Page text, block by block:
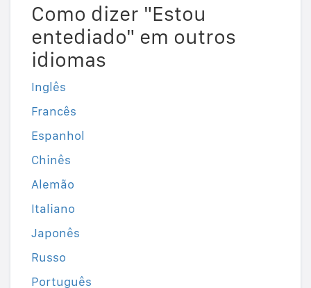
Como dizer "Estou
entediado" em outros
idiomas
Inglês
Francês
Espanhol
Chinês
Alemão
Italiano
Japonês
Russo
Português